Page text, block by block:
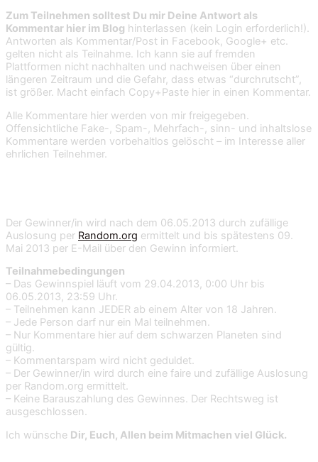
Zum Teilnehmen solltest Du mir Deine Antwort als
Kommentar hier im Blog hinterlassen (kein Login erforderlich!).
Antworten als Kommentar/Post in Facebook, Google+ etc.
gelten nicht als Teilnahme. Ich kann sie auf fremden
Plattformen nicht nachhalten und nachweisen über einen
längeren Zeitraum und die Gefahr, dass etwas “durchrutscht”,
ist größer. Macht einfach Copy+Paste hier in einen Kommentar.
Alle Kommentare hier werden von mir freigegeben.
Offensichtliche Fake-, Spam-, Mehrfach-, sinn- und inhaltslose
Kommentare werden vorbehaltlos gelöscht – im Interesse aller
ehrlichen Teilnehmer.
Der Gewinner/in wird nach dem 06.05.2013 durch zufällige
Auslosung per Random.org ermittelt und bis spätestens 09.
Mai 2013 per E-Mail über den Gewinn informiert.
Teilnahmebedingungen
– Das Gewinnspiel läuft vom 29.04.2013, 0:00 Uhr bis
06.05.2013, 23:59 Uhr.
– Teilnehmen kann JEDER ab einem Alter von 18 Jahren.
– Jede Person darf nur ein Mal teilnehmen.
– Nur Kommentare hier auf dem schwarzen Planeten sind
gültig.
– Kommentarspam wird nicht geduldet.
– Der Gewinner/in wird durch eine faire und zufällige Auslosung
per Random.org ermittelt.
– Keine Barauszahlung des Gewinnes. Der Rechtsweg ist
ausgeschlossen.
Ich wünsche Dir, Euch, Allen beim Mitmachen viel Glück.